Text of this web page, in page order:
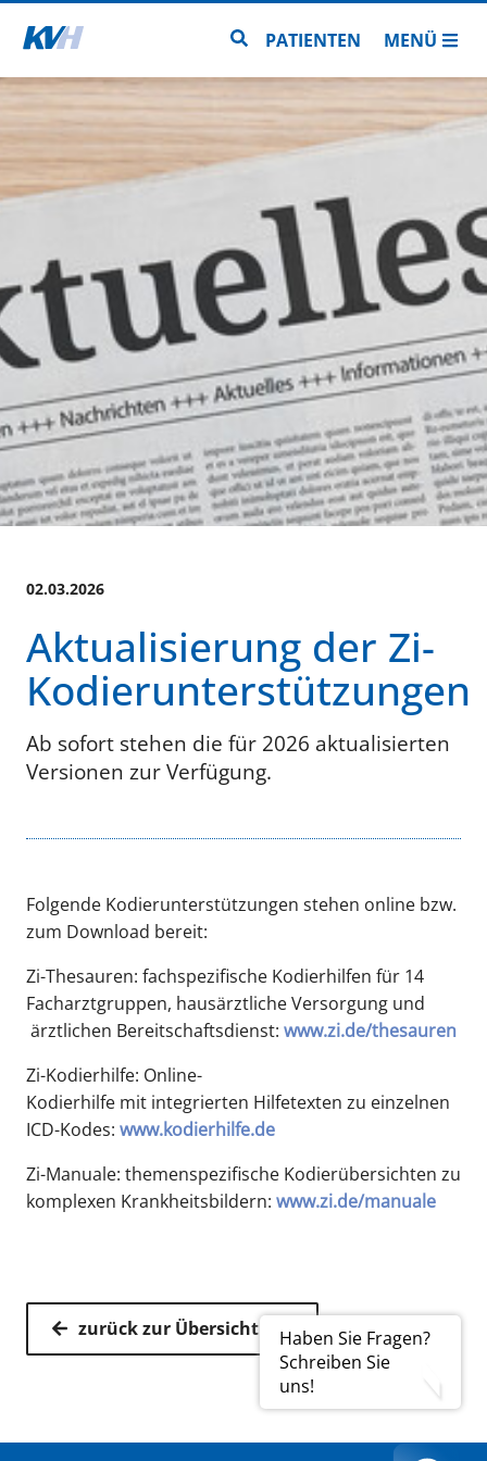
Zur Startseite Zur Seitensuche
PATIENTEN MENÜ
Haben Sie Fragen?
Schreiben Sie
uns!
02.03.2026
Aktualisierung der Zi-
Kodierunterstützungen
Ab sofort stehen die für 2026 aktualisierten
Versionen zur Verfügung.
Folgende Kodierunterstützungen stehen online bzw.
zum Download bereit:
Zi-Thesauren: fachspezifische Kodierhilfen für 14
Facharztgruppen, hausärztliche Versorgung und
ärztlichen Bereitschaftsdienst: www.zi.de/thesauren
Zi-Kodierhilfe: Online-
Kodierhilfe mit integrierten Hilfetexten zu einzelnen
ICD-Kodes: www.kodierhilfe.de
Zi-Manuale: themenspezifische Kodierübersichten zu
komplexen Krankheitsbildern: www.zi.de/manuale
zurück zur Übersicht